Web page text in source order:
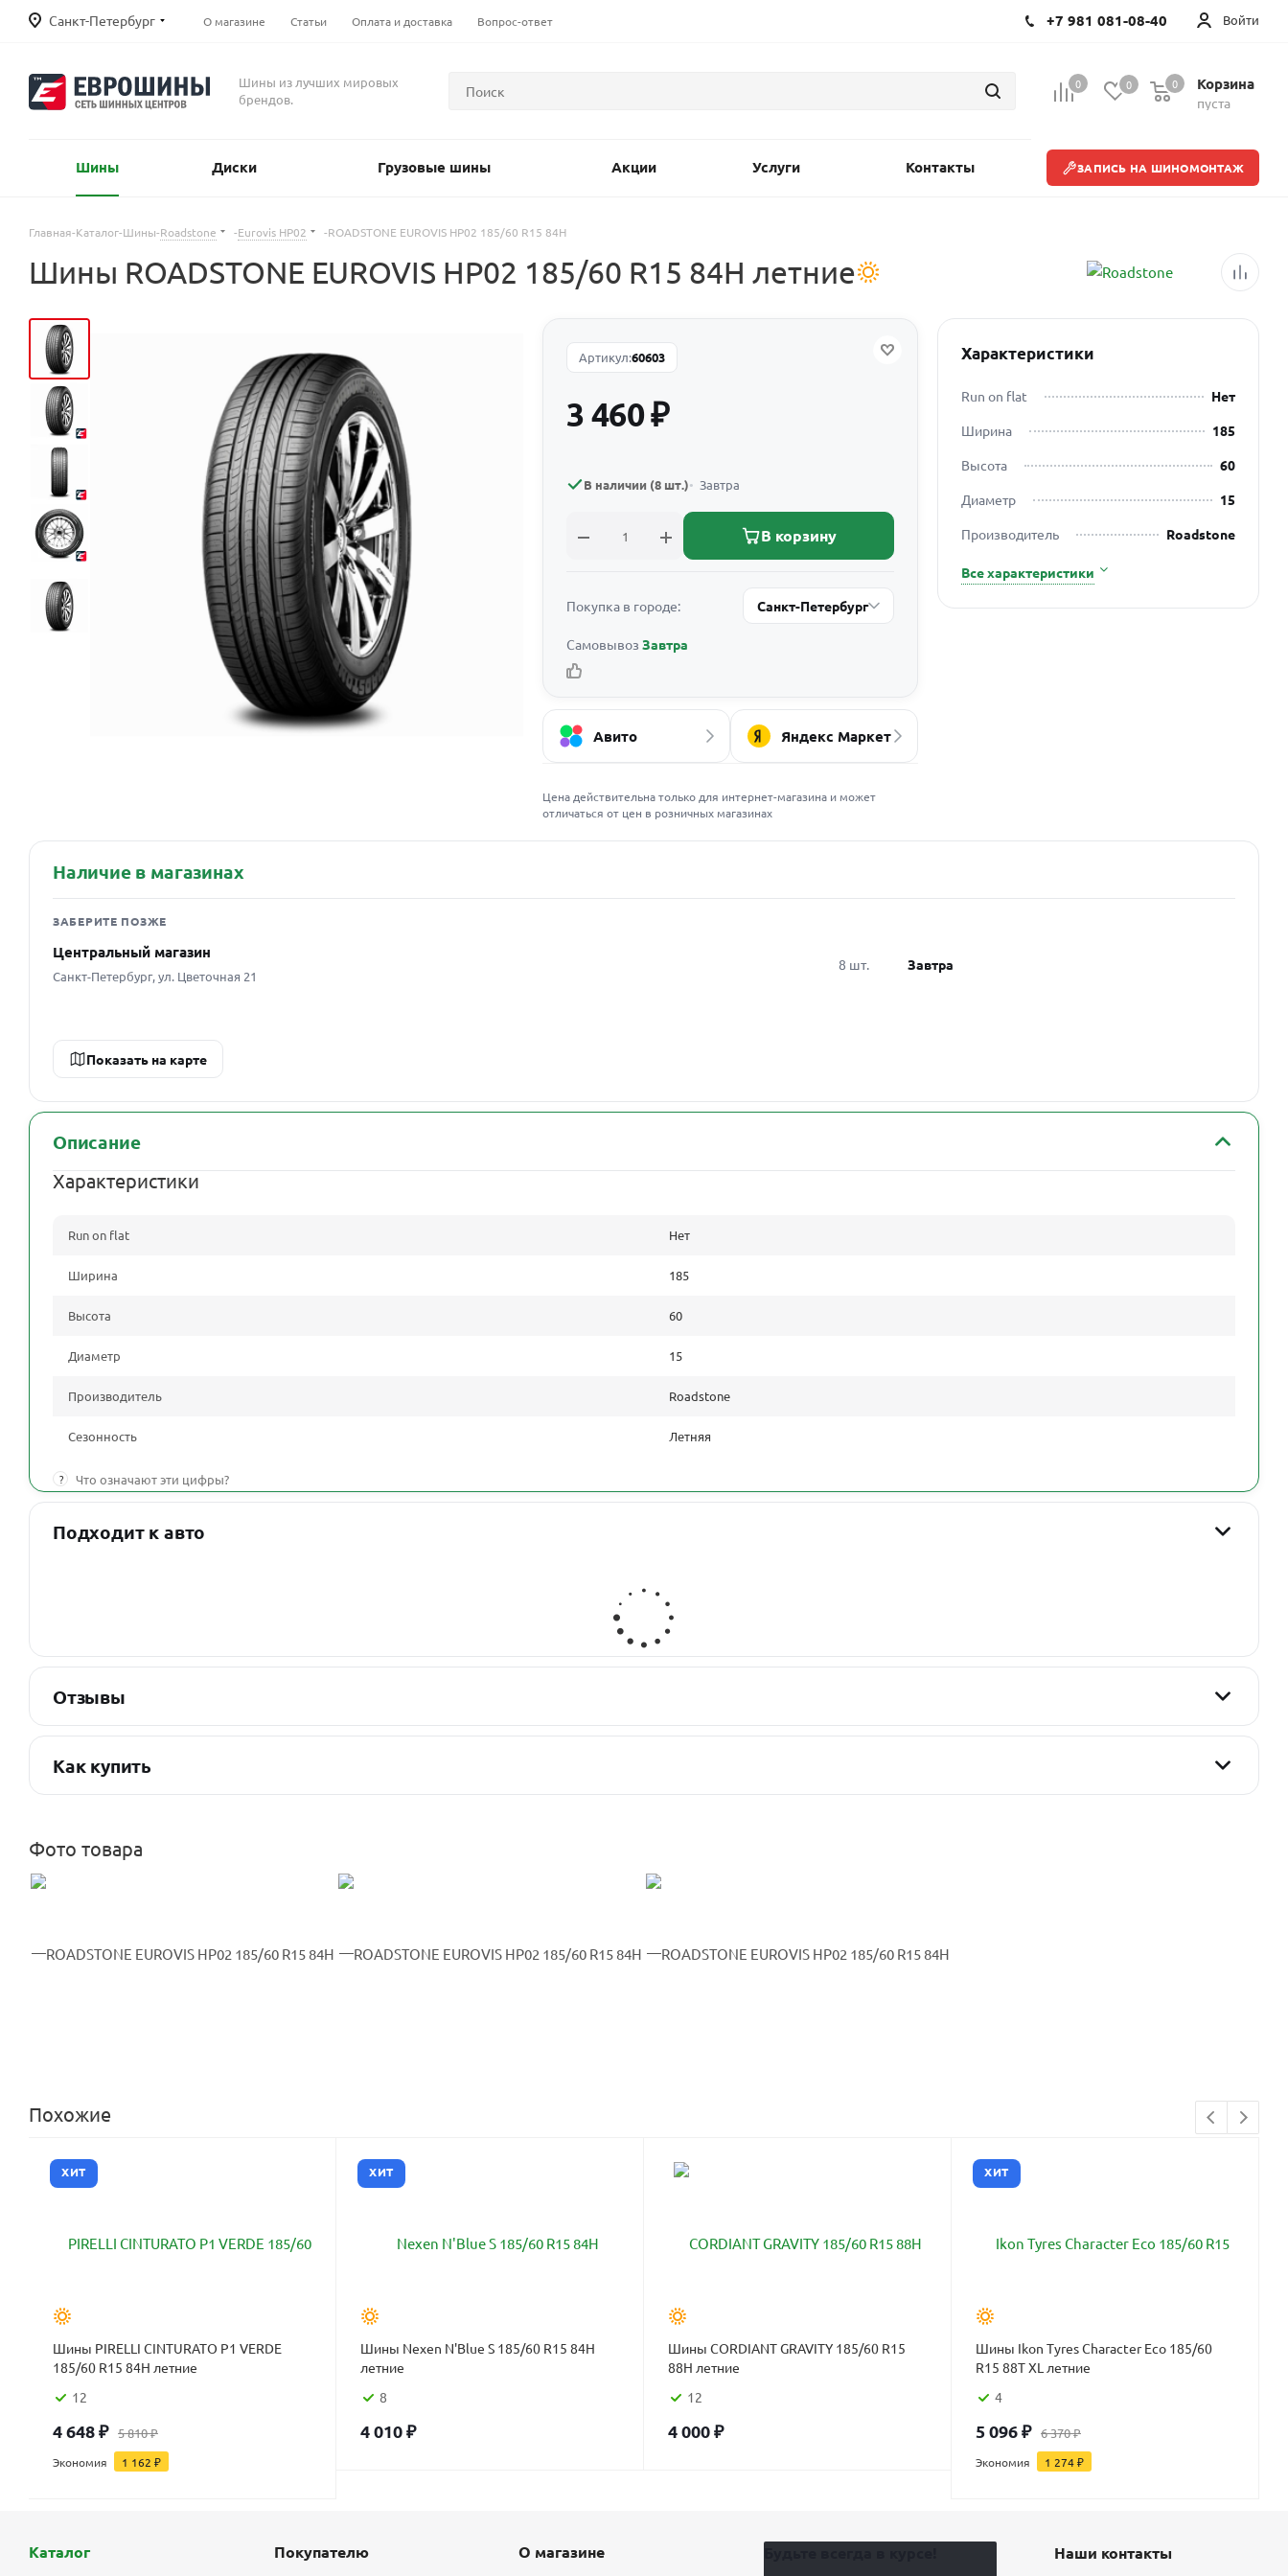
Санкт-Петербург О магазине Статьи Оплата и доставка Вопрос-ответ Войти
+7 981 081-08-40
Шины из лучших мировых
брендов.
0 0 Корзина
пуста
0
Шины Диски Грузовые шины Акции Услуги Контакты ЗАПИСЬ НА ШИНОМОНТАЖ
Главная-Каталог-Шины-Roadstone -Eurovis HP02 -ROADSTONE EUROVIS HP02 185/60 R15 84H
Шины ROADSTONE EUROVIS HP02 185/60 R15 84H летние
Артикул:60603
3 460₽
В наличии (8 шт.) Завтра
В корзину
Покупка в городе: Санкт-Петербург
СамовывозЗавтра
Авито Яндекс Маркет
Цена действительна только для интернет-магазина и может
отличаться от цен в розничных магазинах
Характеристики
Run on flat
Нет
Ширина
185
Высота
60
Диаметр
15
Производитель
Roadstone
Все характеристики
Наличие в магазинах
ЗАБЕРИТЕ ПОЗЖЕ
Центральный магазин
Санкт-Петербург, ул. Цветочная 21
8 шт. Завтра
Показать на карте
Описание
Характеристики
Run on flat Нет
Ширина 185
Высота 60
Диаметр 15
Производитель Roadstone
Сезонность Летняя
? Что означают эти цифры?
Подходит к авто
Отзывы
Как купить
Фото товара
Похожие
ХИТ
Шины PIRELLI CINTURATO P1 VERDE
185/60 R15 84H летние
12
4 648₽ 5 810₽
Экономия 1 162 ₽
ХИТ
Шины Nexen N'Blue S 185/60 R15 84H
летние
8
4 010₽
Шины CORDIANT GRAVITY 185/60 R15
88H летние
12
4 000₽
ХИТ
Шины Ikon Tyres Character Eco 185/60
R15 88T XL летние
4
5 096₽ 6 370₽
Экономия 1 274₽
Каталог Покупателю О магазине Наши контакты